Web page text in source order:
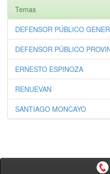
Temas
DEFENSOR PÚBLICO
DEFENSOR PÚBLICO
ERNESTO ESPINOZA
RENUEVAN
SANTIAGO MONCAYO